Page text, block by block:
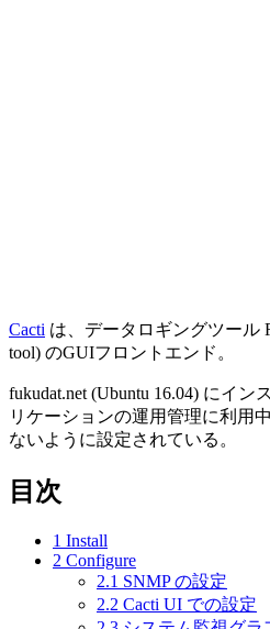
Cacti は、データロギングツール
tool) のGUIフロントエンド。
fukudat.net (Ubuntu 16.04) にイ
リケーションの運用管理に利用
ないように設定されている。
目次
1 Install
2 Configure
2.1 SNMP の設定
2.2 Cacti UI での設定